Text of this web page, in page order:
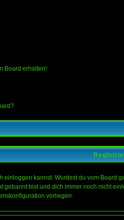
Board erhalten!
kannst. Wurdest du vom
gebannt bist und dich immer noch nicht
vorliegen.